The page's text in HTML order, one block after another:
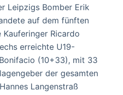
Leipzigs Bomber Erik
auf dem fünften
Ricardo
erreichte U19-
(10+33), mit 33
der gesamten
Langenstraß